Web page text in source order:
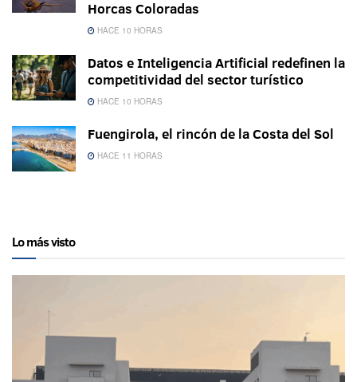
Horcas Coloradas
HACE 10 HORAS
Datos e Inteligencia Artificial redefinen la
competitividad del sector turístico
HACE 10 HORAS
Fuengirola, el rincón de la Costa del Sol
HACE 11 HORAS
Lo más visto